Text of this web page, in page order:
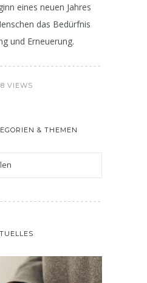
eines neuen Jahres
das Bedürfnis
und Erneuerung.
VIEWS
& THEMEN